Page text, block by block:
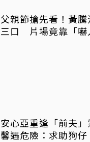
父親節搶先看！黃
三口 片場竟靠「嚇
安心亞重逢「前夫
馨遇危險：求助狗仔